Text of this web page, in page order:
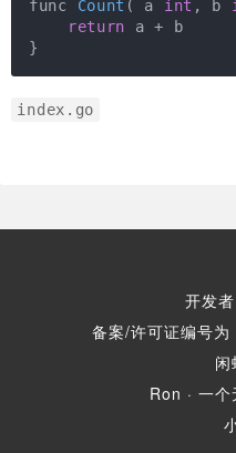
func Count ( a int , b
return a + b
index.go
开发
备案/许可证编号
闲
Ron · 一